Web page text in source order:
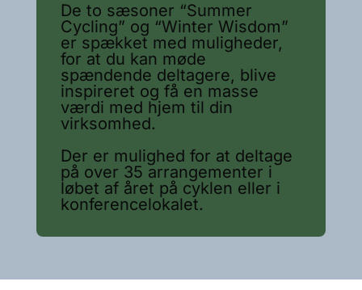
De to sæsoner “Summer
Cycling” og “Winter Wisdom”
er spækket med muligheder,
for at du kan møde
spændende deltagere, blive
inspireret og få en masse
værdi med hjem til din
virksomhed.
Der er mulighed for at deltage
på over 35 arrangementer i
løbet af året på cyklen eller i
konferencelokalet.